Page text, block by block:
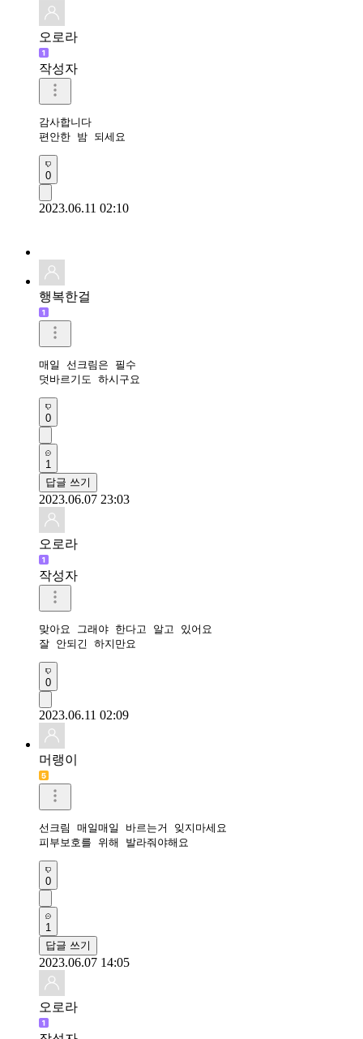
오로라
작성자
감사합니다
편안한 밤 되세요
0
2023.06.11 02:10
행복한걸
매일 선크림은 필수
덧바르기도 하시구요
0
1
답글 쓰기
2023.06.07 23:03
오로라
작성자
맞아요 그래야 한다고 알고 있어요
잘 안되긴 하지만요
0
2023.06.11 02:09
머랭이
선크림 매일매일 바르는거 잊지마세요
피부보호를 위해 발라줘야해요
0
1
답글 쓰기
2023.06.07 14:05
오로라